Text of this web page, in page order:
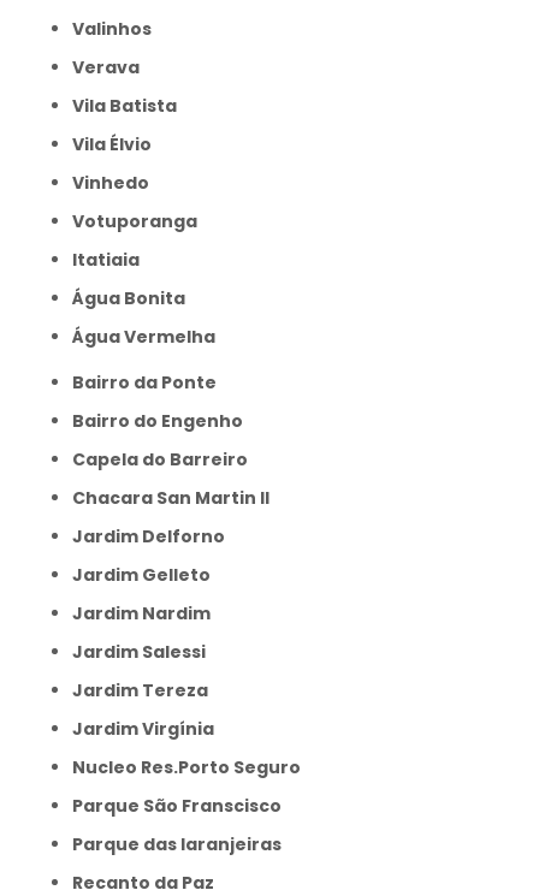
Valinhos
Verava
Vila Batista
Vila Élvio
Vinhedo
Votuporanga
itatiaia
Água Bonita
Água Vermelha
Bairro da Ponte
Bairro do Engenho
Capela do Barreiro
Chacara San Martin II
Jardim Delforno
Jardim Gelleto
Jardim Nardim
Jardim Salessi
Jardim Tereza
Jardim Virgínia
Nucleo Res.Porto Seguro
Parque São Franscisco
Parque das laranjeiras
Recanto da Paz